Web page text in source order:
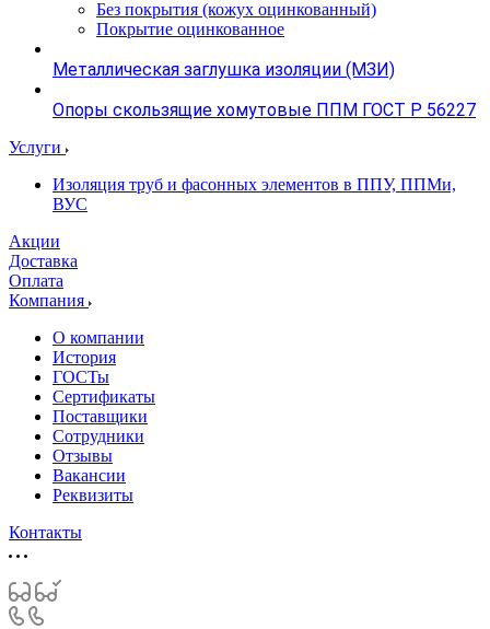
Без покрытия (кожух оцинкованный)
Покрытие оцинкованное
Металлическая заглушка изоляции (МЗИ)
Опоры скользящие хомутовые ППМ ГОСТ Р 56227
Услуги
Изоляция труб и фасонных элементов в ППУ, ППМи,
ВУС
Акции
Доставка
Оплата
Компания
О компании
История
ГОСТы
Сертификаты
Поставщики
Сотрудники
Отзывы
Вакансии
Реквизиты
Контакты